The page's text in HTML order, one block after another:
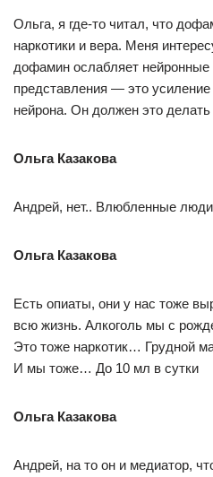
Ольга, я где-то читал, что
наркотики и вера. Меня
дофамин ослабляет
представления — это
нейрона. Он должен это
Ольга Казакова
Андрей, нет.. Влюбленные
Ольга Казакова
Есть опиаты, они у нас тоже
всю жизнь. Алкоголь мы с
Это тоже наркотик… Грудной
И мы тоже… До 10 мл в сутки
Ольга Казакова
Андрей, на то он и медиатор,